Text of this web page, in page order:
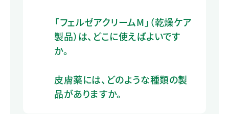
「フェルゼアクリームM」（乾燥ケア
製品）は、どこに使えばよいです
か。
皮膚薬には、どのような種類の製
品がありますか。